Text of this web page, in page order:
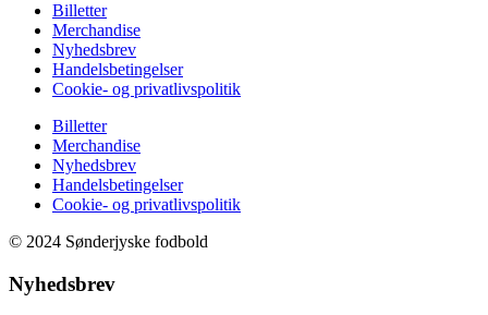
Billetter
Merchandise
Nyhedsbrev
Handelsbetingelser
Cookie- og privatlivspolitik
Billetter
Merchandise
Nyhedsbrev
Handelsbetingelser
Cookie- og privatlivspolitik
© 2024 Sønderjyske fodbold
Nyhedsbrev